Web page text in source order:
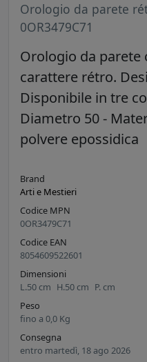
Orologio da parete
0OR3479C71
Orologio da parete
carattere rétro.
Disponibile in tre
Diametro 50 -
polvere epossidica
Brand
Arti e Mestieri
Codice MPN
0OR3479C71
Codice EAN
8054609522601
Dimensioni
L.50 cm H.50 cm P. cm
Peso
fino a 0,0 Kg
Consegna
entro martedì, 18 ago 2026